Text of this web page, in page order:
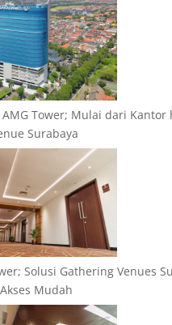
AMG Tower; Mulai dari Kantor
Surabaya
Solusi Gathering Venues
Mudah